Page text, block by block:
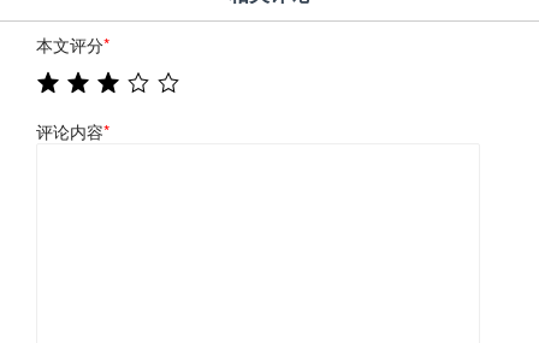
本文评分*
评论内容*